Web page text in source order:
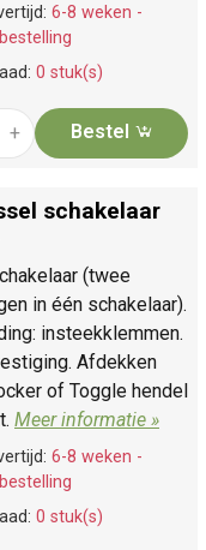
6-8 weken -
0 stuk(s)
+ Bestel
schakelaar
(twee
in één schakelaar).
insteekklemmen.
Afdekken
of Toggle hendel
Meer informatie »
6-8 weken -
0 stuk(s)